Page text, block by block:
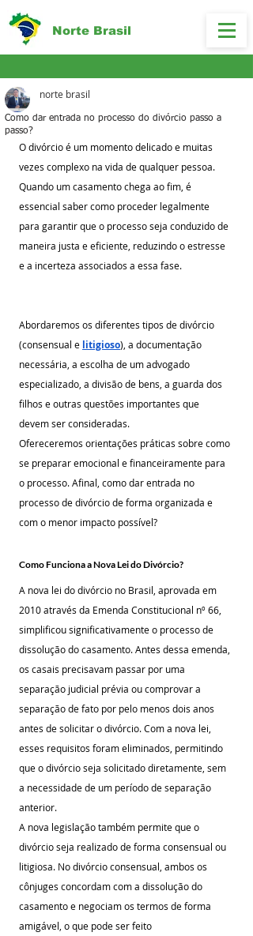
Norte Brasil
Como dar entrada no processo do divórcio passo a
passo?
norte brasil
O divórcio é um momento delicado e muitas
vezes complexo na vida de qualquer pessoa.
Quando um casamento chega ao fim, é
essencial saber como proceder legalmente
para garantir que o processo seja conduzido de
maneira justa e eficiente, reduzindo o estresse
e a incerteza associados a essa fase.
Abordaremos os diferentes tipos de divórcio
(consensual e litigioso), a documentação
necessária, a escolha de um advogado
especializado, a divisão de bens, a guarda dos
filhos e outras questões importantes que
devem ser consideradas.
Ofereceremos orientações práticas sobre como
se preparar emocional e financeiramente para
o processo. Afinal, como dar entrada no
processo de divórcio de forma organizada e
com o menor impacto possível?
Como Funciona a Nova Lei do Divórcio?
A nova lei do divórcio no Brasil, aprovada em
2010 através da Emenda Constitucional nº 66,
simplificou significativamente o processo de
dissolução do casamento. Antes dessa emenda,
os casais precisavam passar por uma
separação judicial prévia ou comprovar a
separação de fato por pelo menos dois anos
antes de solicitar o divórcio. Com a nova lei,
esses requisitos foram eliminados, permitindo
que o divórcio seja solicitado diretamente, sem
a necessidade de um período de separação
anterior.
A nova legislação também permite que o
divórcio seja realizado de forma consensual ou
litigiosa. No divórcio consensual, ambos os
cônjuges concordam com a dissolução do
casamento e negociam os termos de forma
amigável, o que pode ser feito